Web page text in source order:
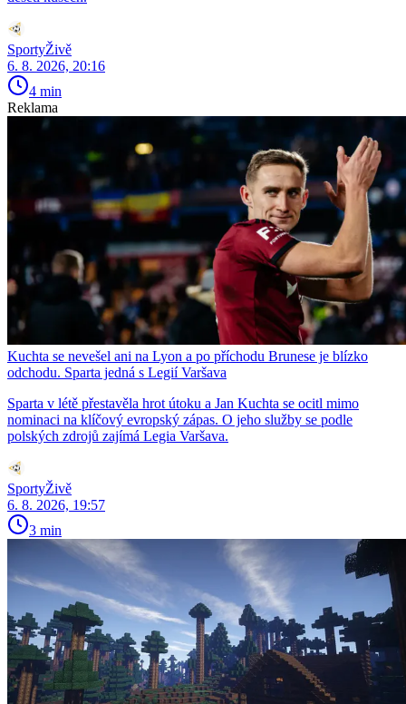
SportyŽivě
6. 8. 2026, 20:16
4 min
Reklama
Kuchta se nevešel ani na Lyon a po příchodu Brunese je blízko
odchodu. Sparta jedná s Legií Varšava
Sparta v létě přestavěla hrot útoku a Jan Kuchta se ocitl mimo
nominaci na klíčový evropský zápas. O jeho služby se podle
polských zdrojů zajímá Legia Varšava.
SportyŽivě
6. 8. 2026, 19:57
3 min